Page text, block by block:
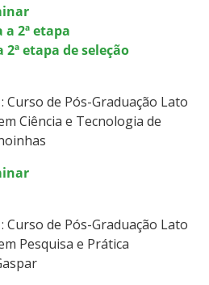
2ª etapa
etapa de seleção
Curso de Pós-Graduação Lato
Ciência e Tecnologia de
Curso de Pós-Graduação Lato
Pesquisa e Prática